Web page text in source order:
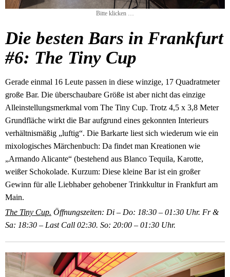
Bitte klicken …
Die besten Bars in Frankfurt
#6: The Tiny Cup
Gerade einmal 16 Leute passen in diese winzige, 17 Quadratmeter
große Bar. Die überschaubare Größe ist aber nicht das einzige
Alleinstellungsmerkmal vom The Tiny Cup. Trotz 4,5 x 3,8 Meter
Grundfläche wirkt die Bar aufgrund eines gekonnten Interieurs
verhältnismäßig „luftig“. Die Barkarte liest sich wiederum wie ein
mixologisches Märchenbuch: Da findet man Kreationen wie
„Armando Alicante“ (bestehend aus Blanco Tequila, Karotte,
weißer Schokolade. Kurzum: Diese kleine Bar ist ein großer
Gewinn für alle Liebhaber gehobener Trinkkultur in Frankfurt am
Main.
The Tiny Cup. Öffnungszeiten: Di – Do: 18:30 – 01:30 Uhr. Fr &
Sa: 18:30 – Last Call 02:30. So: 20:00 – 01:30 Uhr.